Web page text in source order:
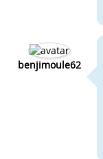
benjimoule62